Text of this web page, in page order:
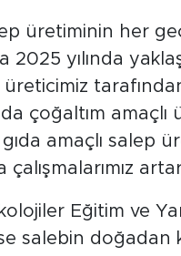
üretiminin her
2025 yılında
çoğaltım amaçlı
amaçlı salep
çalışmalarımız
Eğitim ve
salebin doğadan